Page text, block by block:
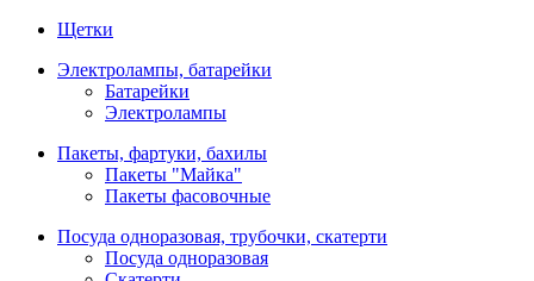
Щетки
Электролампы, батарейки
Батарейки
Электролампы
Пакеты, фартуки, бахилы
Пакеты "Майка"
Пакеты фасовочные
Посуда одноразовая, трубочки, скатерти
Посуда одноразовая